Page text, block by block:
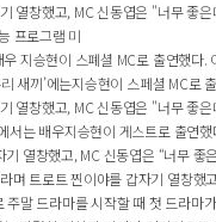
열창했고, MC 신동엽은 "너무 좋
프로그램 미
지승현이 스폐셜 MC로 출연했다
새끼’에는지승현이 스페셜 MC
열창했고, MC 신동엽은 "너무 좋
는 배우지승현이 게스트로 출
기 열창했고, MC 신동엽은 “너무
트로트 찐이야를 갑자기 열창
말 드라마를 시작할 때 첫 드라